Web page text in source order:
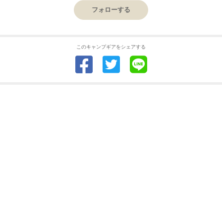
フォローする
このキャンプギアをシェアする